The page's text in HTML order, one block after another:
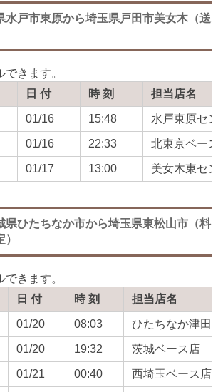
水戸市東原から埼玉県戸田市美女木（送
日 付 時 刻 担当店名
01/16 15:48 水戸東原セン
01/16 22:33 北東京ベース
01/17 13:00 美女木東セン
県ひたちなか市から埼玉県東松山市（料
日 付 時 刻 担当店名
01/20 08:03 ひたちなか津田
01/20 19:32 茨城ベース店
01/21 00:40 西埼玉ベース店